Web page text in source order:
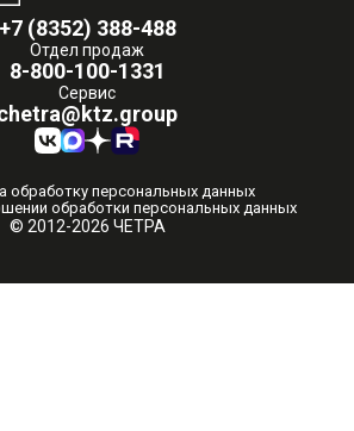
+7 (8352) 388-488
Отдел продаж
8-800-100-1331
Сервис
© 2012-2026 ЧЕТРА
обработку персональных данных
обработки персональных данных